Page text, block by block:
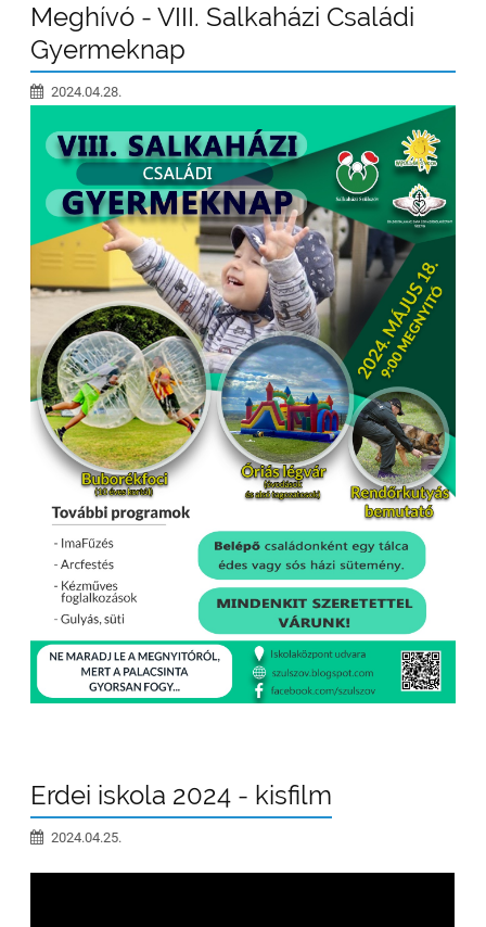
Meghívó - VIII. Salkaházi Családi
Gyermeknap
2024.04.28.
Erdei iskola 2024 - kisfilm
2024.04.25.